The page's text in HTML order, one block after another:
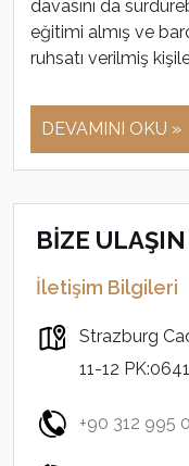
davasını da
eğitimi almış ve
ruhsatı verilmiş
DEVAMINI OKU »
BİZE ULAŞIN
İletişim Bilgileri
Strazburg
11-12
+90 312 995